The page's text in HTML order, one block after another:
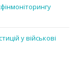
у військові